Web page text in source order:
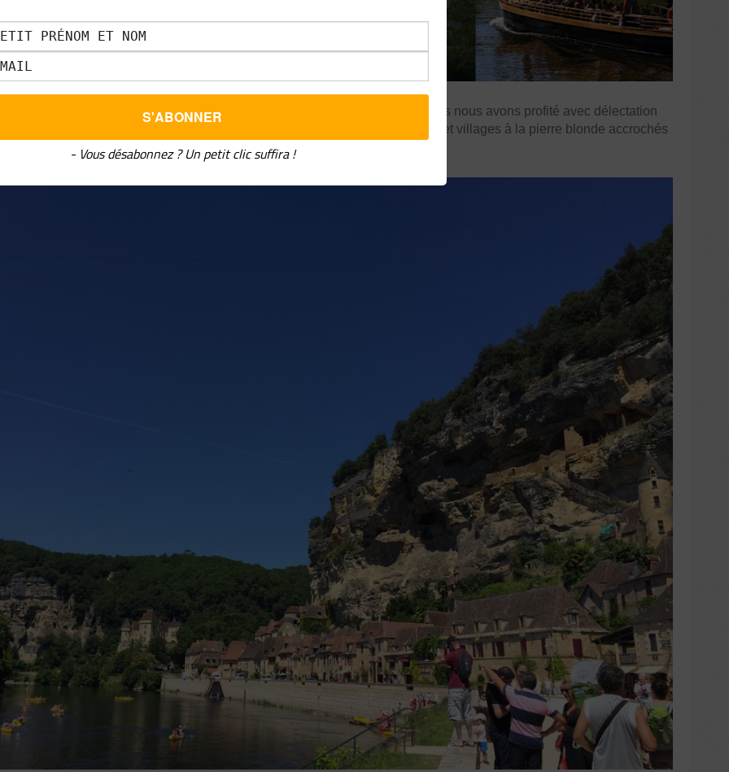
embarqué dans une réplique moderne des gabarres de nos ancêtres mais nous avons profité avec délectation
de la richesse de sa faune et de sa flore tout en admirant les châteaux et villages à la pierre blonde accrochés
- Vous désabonnez ? Un petit clic suffira !